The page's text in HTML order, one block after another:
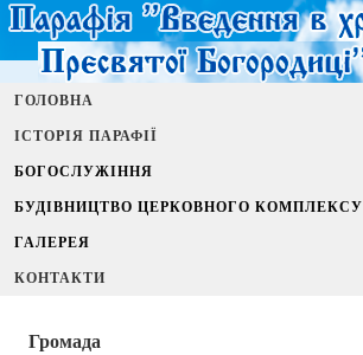
ГОЛОВНА
ІСТОРІЯ ПАРАФІЇ
БОГОСЛУЖІННЯ
БУДІВНИЦТВО ЦЕРКОВНОГО КОМПЛЕКСУ
ГАЛЕРЕЯ
КОНТАКТИ
Громада